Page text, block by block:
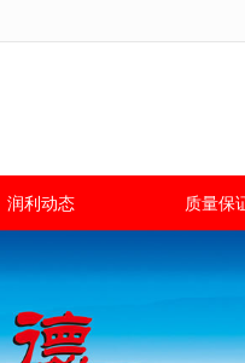
润利动态 质量保